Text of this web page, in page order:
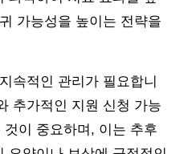
가능성을 높이는 전략을
속적인 관리가 필요합니
추가적인 지원 신청 가능
이 중요하며, 이는 추후